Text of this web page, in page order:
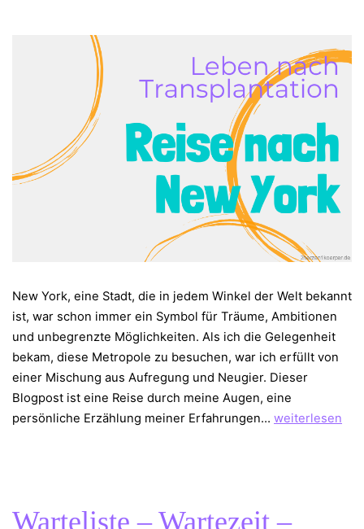
New York, eine Stadt, die in jedem Winkel der Welt bekannt
ist, war schon immer ein Symbol für Träume, Ambitionen
und unbegrenzte Möglichkeiten. Als ich die Gelegenheit
bekam, diese Metropole zu besuchen, war ich erfüllt von
einer Mischung aus Aufregung und Neugier. Dieser
Blogpost ist eine Reise durch meine Augen, eine
persönliche Erzählung meiner Erfahrungen… Big
weiterlesen
Warteliste – Wartezeit –